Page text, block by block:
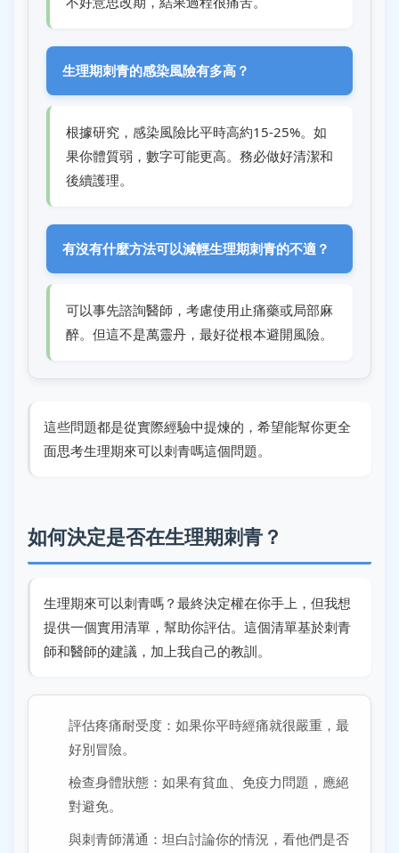
生理期刺青的感染風險有多高？
根據研究，感染風險比平時高約15-25%。如
果你體質弱，數字可能更高。務必做好清潔和
後續護理。
有沒有什麼方法可以減輕生理期刺青的不適？
可以事先諮詢醫師，考慮使用止痛藥或局部麻
醉。但這不是萬靈丹，最好從根本避開風險。
這些問題都是從實際經驗中提煉的，希望能幫你更全
面思考生理期來可以刺青嗎這個問題。
如何決定是否在生理期刺青？
生理期來可以刺青嗎？最終決定權在你手上，但我想
提供一個實用清單，幫助你評估。這個清單基於刺青
師和醫師的建議，加上我自己的教訓。
評估疼痛耐受度：如果你平時經痛就很嚴重，最
好別冒險。
檢查身體狀態：如果有貧血、免疫力問題，應絕
對避免。
與刺青師溝通：坦白討論你的情況，看他們是否